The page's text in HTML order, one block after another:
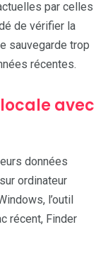
par celles
de vérifier la
sauvegarde trop
récentes.
avec
données
ordinateur
l’outil
récent, Finder